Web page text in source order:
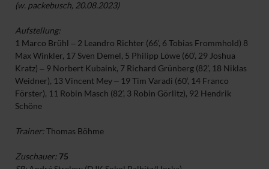
(w. packebusch, 20.08.2023)
Aufstellung:
1 Marco Brühl ‒ 2 Leandro Richter (66‘, 6 Tobias Frommhold) 8
Max Winkler, 17 Sven Demel, 5 Philipp Löwe (60‘, 29 Joshua
Kratz) ‒ 9 Norbert Kubaink, 7 Richard Grünberg (82‘, 18 Niklas
Weidner), 13 Vincent Mey ‒ 19 Tim Varadi (60‘, 14 Franco
Förster), 11 Robin Masch (82‘, 3 Robin Görlitz), 92 Hendrik
Schöne
Trainer:Thomas Böhme
Zuschauer: 75